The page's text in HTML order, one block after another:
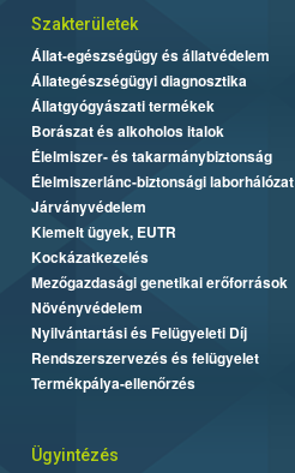
Szakterületek
Állat-egészségügy és állatvédelem
Állategészségügyi diagnosztika
Állatgyógyászati termékek
Borászat és alkoholos italok
Élelmiszer- és takarmánybiztonság
Élelmiszerlánc-biztonsági laborhálózat
Járványvédelem
Kiemelt ügyek, EUTR
Kockázatkezelés
Mezőgazdasági genetikai erőforrások
Növényvédelem
Nyilvántartási és Felügyeleti Díj
Rendszerszervezés és felügyelet
Termékpálya-ellenőrzés
Ügyintézés